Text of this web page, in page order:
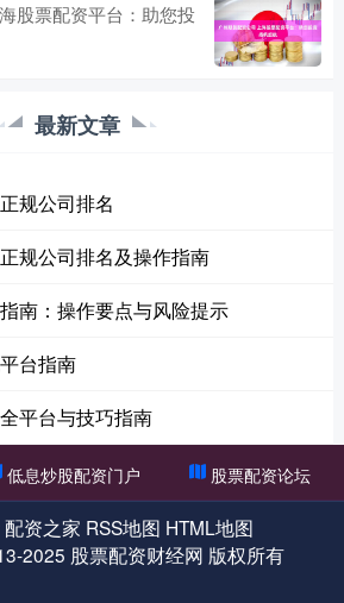
股票配资平台：助您投
最新文章
规公司排名
规公司排名及操作指南
南：操作要点与风险提示
台指南
平台与技巧指南
低息炒股配资门户 股票配资论坛
配资之家 RSS地图 HTML地图
2025 股票配资财经网 版权所有